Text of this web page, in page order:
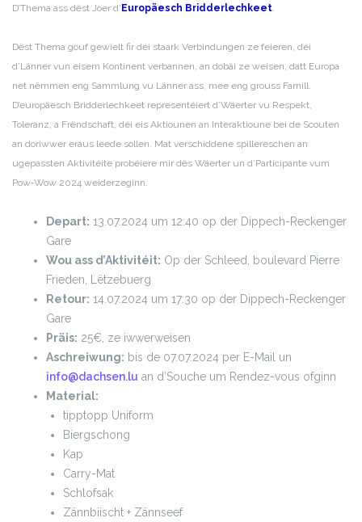
D’Thema ass dëst Joer d’ Europäesch Bridderlechkeet.
Dëst Thema gouf gewielt fir déi staark Verbindungen ze feieren, déi
d’Länner vun eisem Kontinent verbannen, an dobäi ze weisen, datt Europa
net nëmmen eng Sammlung vu Länner ass, mee eng grouss Famill.
D’europäesch Bridderlechkeet representéiert d’Wäerter vu Respekt,
Toleranz, a Frëndschaft, déi eis Aktiounen an Interaktioune bei de Scouten
an doriwwer eraus leede sollen. Mat verschiddene spillereschen an
ugepassten Aktivitéite probéiere mir dës Wäerter un d’Participante vum
Pow‑Wow 2024 weiderzeginn.
Depart: 13.07.2024 um 12:40 op der Dippech-Reckenger
Gare
Wou ass d’Aktivitéit: Op der Schleed, boulevard Pierre
Frieden, Lëtzebuerg
Retour: 14.07.2024 um 17:30 op der Dippech-Reckenger
Gare
Präis: 25€, ze iwwerweisen
Aschreiwung: bis de 07.07.2024 per E-Mail un
info@dachsen.lu an d’Souche um Rendez-vous ofginn
Material:
tipptopp Uniform
Biergschong
Kap
Carry-Mat
Schlofsak
Zännbiischt + Zännseef